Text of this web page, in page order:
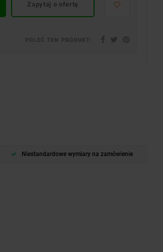
Zapytaj o ofertę
Niestandardowe wymiary na zamówienie